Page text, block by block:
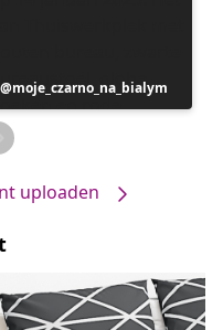
Bericht
gepubliceerd
door
moje_czarno_na_bialym
uploaden